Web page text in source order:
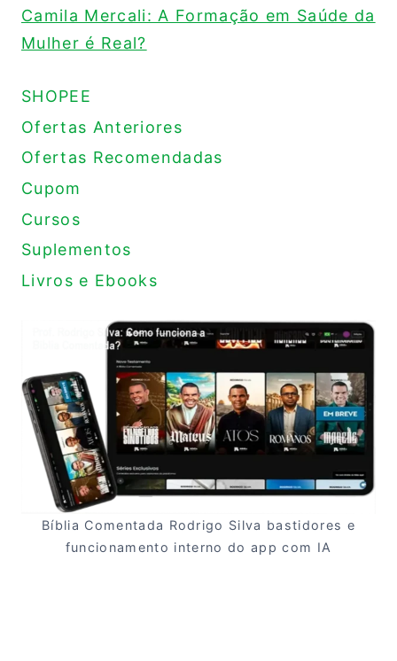
Camila Mercali: A Formação em Saúde da
Mulher é Real?
SHOPEE
Ofertas Anteriores
Ofertas Recomendadas
Cupom
Cursos
Suplementos
Livros e Ebooks
Bíblia Comentada Rodrigo Silva bastidores e
funcionamento interno do app com IA